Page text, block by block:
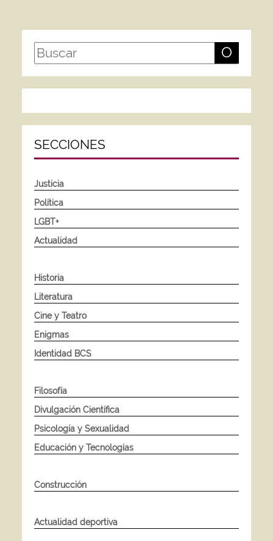
O
SECCIONES
Justicia
Política
LGBT+
Actualidad
Historia
Literatura
Cine y Teatro
Enigmas
Identidad BCS
Filosofía
Divulgación Científica
Psicología y Sexualidad
Educación y Tecnologías
Construcción
Actualidad deportiva